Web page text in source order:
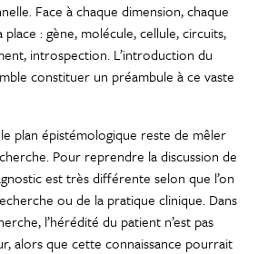
Face à chaque dimension, chaque
place : gène, molécule, cellule, circuits,
introspection. L’introduction du
constituer un préambule à ce vaste
plan épistémologique reste de mêler
Pour reprendre la discussion de
est très différente selon que l’on
ou de la pratique clinique. Dans
l’hérédité du patient n’est pas
alors que cette connaissance pourrait